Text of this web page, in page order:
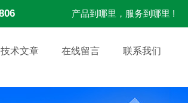
产品到哪里，服务到哪里 !
技术文章 在线留言 联系我们